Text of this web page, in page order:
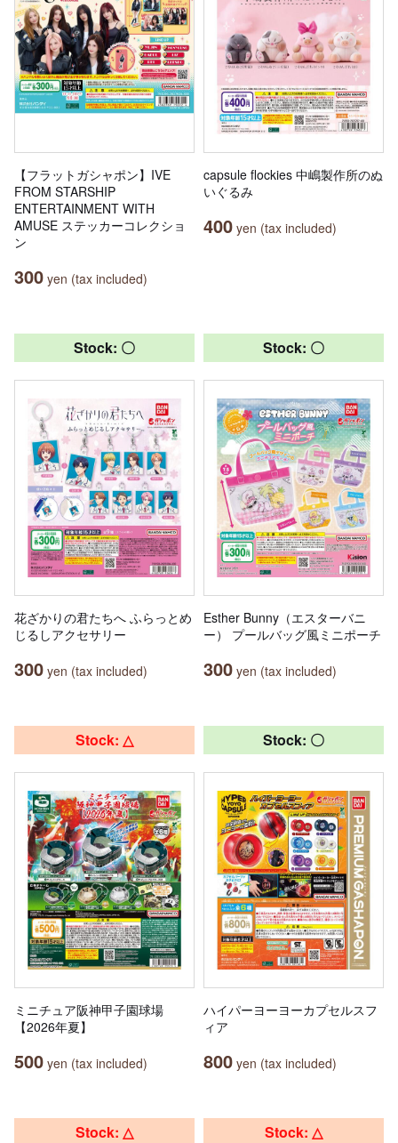
【フラットガシャポン】IVE
FROM STARSHIP
ENTERTAINMENT WITH
AMUSE ステッカーコレクショ
ン
300 yen (tax included)
capsule flockies 中嶋製作所のぬ
いぐるみ
400 yen (tax included)
Stock: 〇
花ざかりの君たちへ ふらっとめ
じるしアクセサリー
300 yen (tax included)
Stock: 〇
Esther Bunny（エスターバニ
ー） プールバッグ風ミニポーチ
300 yen (tax included)
Stock: △
ミニチュア阪神甲子園球場
【2026年夏】
500 yen (tax included)
Stock: 〇
ハイパーヨーヨーカプセルスフ
ィア
800 yen (tax included)
Stock: △ Stock: △